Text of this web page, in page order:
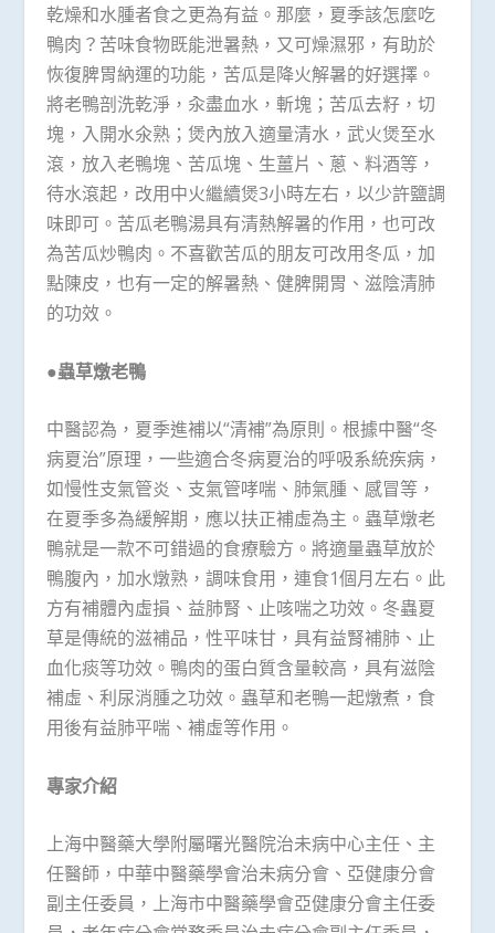
乾燥和水腫者食之更為有益。那麼，夏季該怎麼吃
鴨肉？苦味食物既能泄暑熱，又可燥濕邪，有助於
恢復脾胃納運的功能，苦瓜是降火解暑的好選擇。
將老鴨剖洗乾淨，汆盡血水，斬塊；苦瓜去籽，切
塊，入開水氽熟；煲內放入適量清水，武火煲至水
滾，放入老鴨塊、苦瓜塊、生薑片、蔥、料酒等，
待水滾起，改用中火繼續煲3小時左右，以少許鹽調
味即可。苦瓜老鴨湯具有清熱解暑的作用，也可改
為苦瓜炒鴨肉。不喜歡苦瓜的朋友可改用冬瓜，加
點陳皮，也有一定的解暑熱、健脾開胃、滋陰清肺
的功效。
●蟲草燉老鴨
中醫認為，夏季進補以“清補”為原則。根據中醫“冬
病夏治”原理，一些適合冬病夏治的呼吸系統疾病，
如慢性支氣管炎、支氣管哮喘、肺氣腫、感冒等，
在夏季多為緩解期，應以扶正補虛為主。蟲草燉老
鴨就是一款不可錯過的食療驗方。將適量蟲草放於
鴨腹內，加水燉熟，調味食用，連食1個月左右。此
方有補體內虛損、益肺腎、止咳喘之功效。冬蟲夏
草是傳統的滋補品，性平味甘，具有益腎補肺、止
血化痰等功效。鴨肉的蛋白質含量較高，具有滋陰
補虛、利尿消腫之功效。蟲草和老鴨一起燉煮，食
用後有益肺平喘、補虛等作用。
專家介紹
上海中醫藥大學附屬曙光醫院治未病中心主任、主
任醫師，中華中醫藥學會治未病分會、亞健康分會
副主任委員，上海市中醫藥學會亞健康分會主任委